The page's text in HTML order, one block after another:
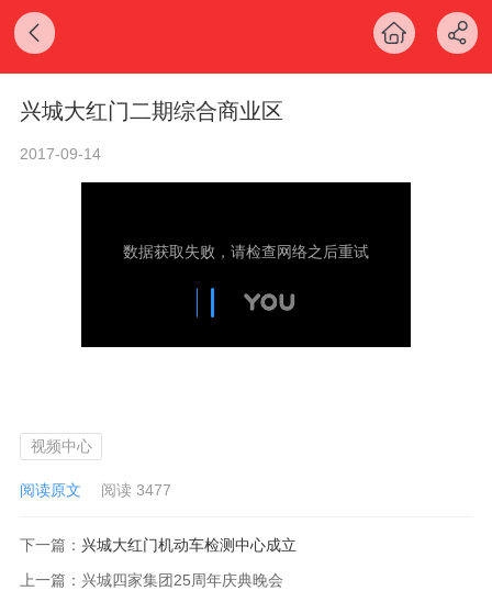
兴城大红门二期综合商业区
2017-09-14
视频中心
阅读原文 阅读 3477
下一篇： 兴城大红门机动车检测中心成立
上一篇： 兴城四家集团25周年庆典晚会